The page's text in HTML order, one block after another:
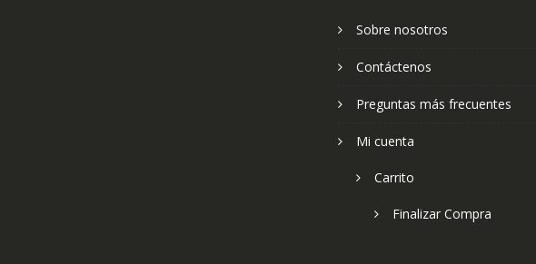
Sobre nosotros
Contáctenos
Preguntas más frecuentes
Mi cuenta
Carrito
Finalizar Compra